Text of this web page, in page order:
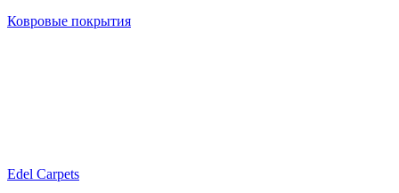
Ковровые покрытия
Edel Carpets